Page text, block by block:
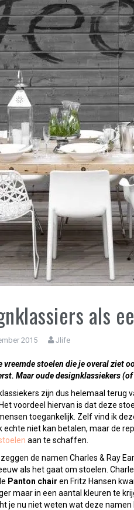
als
2015 Jlife
vreemde stoelen die je overal ziet
Maar oude designklassiekers
zijn dus helemaal terug
voordeel hiervan is dat deze
toegankelijk. Zelf vind ik
echte niet kan betalen, maar de
aan te schaffen.
de namen Charles & Ray
als het gaat om stoelen.
Panton chair en Fritz Hansen
maar in een aantal kleuren te
je nu niet weten wat deze namen